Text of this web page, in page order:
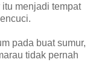
menjadi tempat
pada buat sumur,
tidak pernah